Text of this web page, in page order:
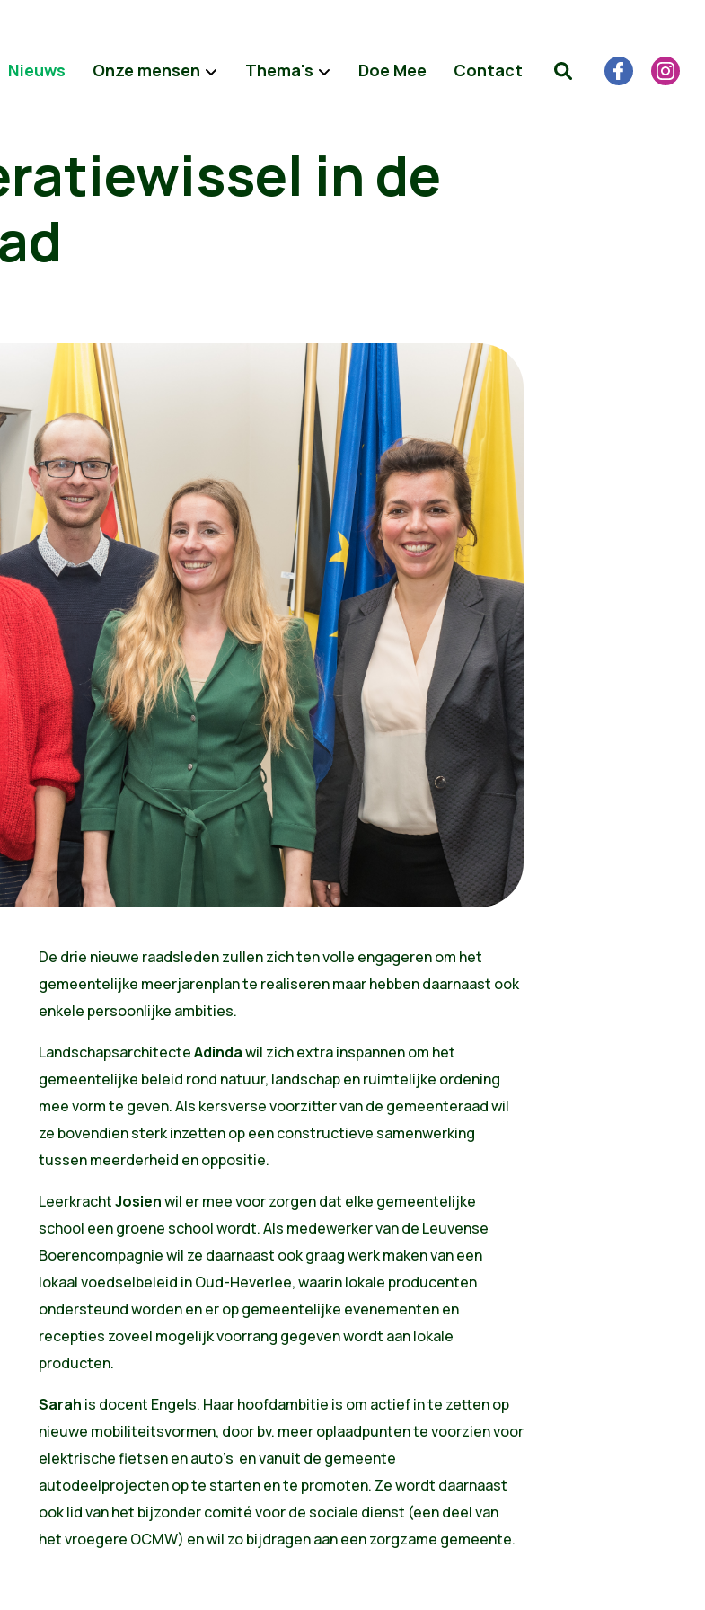
Nieuws Onze mensen Thema's Doe Mee Contact
in de
De drie nieuwe raadsleden zullen zich ten volle engageren om het
gemeentelijke meerjarenplan te realiseren maar hebben daarnaast ook
enkele persoonlijke ambities.​
LandschapsarchitecteAdindawil zich extra inspannen om het
gemeentelijke beleid rond natuur, landschap en ruimtelijke ordening
mee vorm te geven. Als kersverse voorzitter van de gemeenteraad wil
ze bovendien sterk inzetten op een constructieve samenwerking
tussen meerderheid en oppositie.
​LeerkrachtJosienwil er mee voor zorgen dat elke gemeentelijke
school een groene school wordt. Als medewerker van de Leuvense
Boerencompagnie wil ze daarnaast ook graag werk maken van een
lokaal voedselbeleid in Oud-Heverlee, waarin lokale producenten
ondersteund worden en er op gemeentelijke evenementen en
recepties zoveel mogelijk voorrang gegeven wordt aan lokale
producten.
Sarah is docent Engels. Haar hoofdambitie is om actief in te zetten op
nieuwe mobiliteitsvormen, door bv. meer oplaadpunten te voorzien voor
elektrische fietsen en auto’s en vanuit de gemeente
autodeelprojecten op te starten en te promoten. Ze wordt daarnaast
ook lid van het bijzonder comité voor de sociale dienst (een deel van
het vroegere OCMW) en wil zo bijdragen aan een zorgzame gemeente.